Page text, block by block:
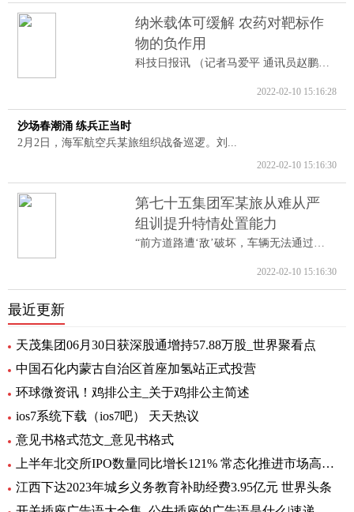
纳米载体可缓解 农药对靶标作
物的负作用
科技日报讯 （记者马爱平 通讯员赵鹏跃...
2022-02-10 15:16:28
沙场春潮涌 练兵正当时
2月2日，海军航空兵某旅组织战备巡逻。刘...
2022-02-10 15:16:30
第七十五集团军某旅从难从严
组训提升特情处置能力
“前方道路遭‘敌’破坏，车辆无法通过。...
2022-02-10 15:16:30
最近更新
天茂集团06月30日获深股通增持57.88万股_世界聚看点
中国石化内蒙古自治区首座加氢站正式投营
环球微资讯！鸡排公主_关于鸡排公主简述
ios7系统下载（ios7吧） 天天热议
意见书格式范文_意见书格式
上半年北交所IPO数量同比增长121% 常态化推进市场高质量扩容 要闻
江西下达2023年城乡义务教育补助经费3.95亿元 世界头条